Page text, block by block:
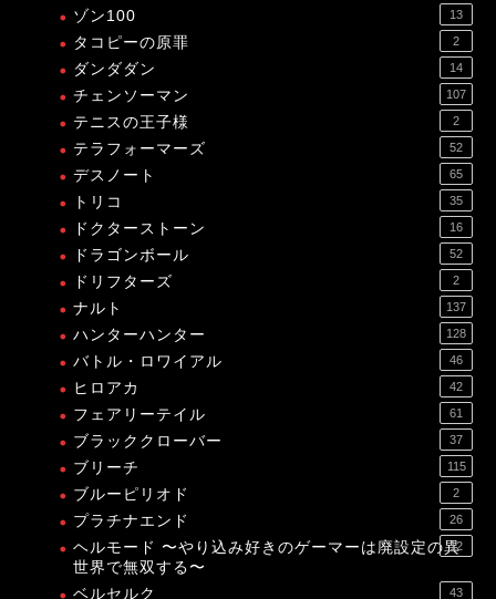
ゾン100 13
タコピーの原罪 2
ダンダダン 14
チェンソーマン 107
テニスの王子様 2
テラフォーマーズ 52
デスノート 65
トリコ 35
ドクターストーン 16
ドラゴンボール 52
ドリフターズ 2
ナルト 137
ハンターハンター 128
バトル・ロワイアル 46
ヒロアカ 42
フェアリーテイル 61
ブラッククローバー 37
ブリーチ 115
ブルーピリオド 2
プラチナエンド 26
ヘルモード 〜やり込み好きのゲーマーは廃設定の異
世界で無双する〜
12
ベルセルク 43